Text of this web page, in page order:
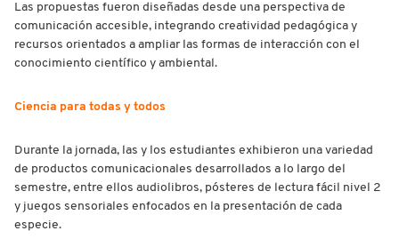
Las propuestas fueron diseñadas desde una perspectiva de
comunicación accesible, integrando creatividad pedagógica y
recursos orientados a ampliar las formas de interacción con el
conocimiento científico y ambiental.
Ciencia para todas y todos
Durante la jornada, las y los estudiantes exhibieron una variedad
de productos comunicacionales desarrollados a lo largo del
semestre, entre ellos audiolibros, pósteres de lectura fácil nivel 2
y juegos sensoriales enfocados en la presentación de cada
especie.